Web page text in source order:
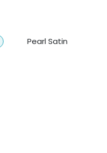
Pearl Satin